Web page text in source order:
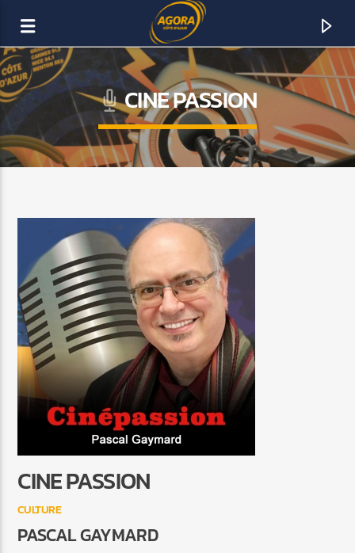
AGORA CÔTE D’AZUR
DAB+
ACTUELLEMENT SUR AGORA FM
INFOS DE PROXIMITE
LA REDACTION
CINE PASSION
CINE PASSION
CULTURE
PASCAL GAYMARD